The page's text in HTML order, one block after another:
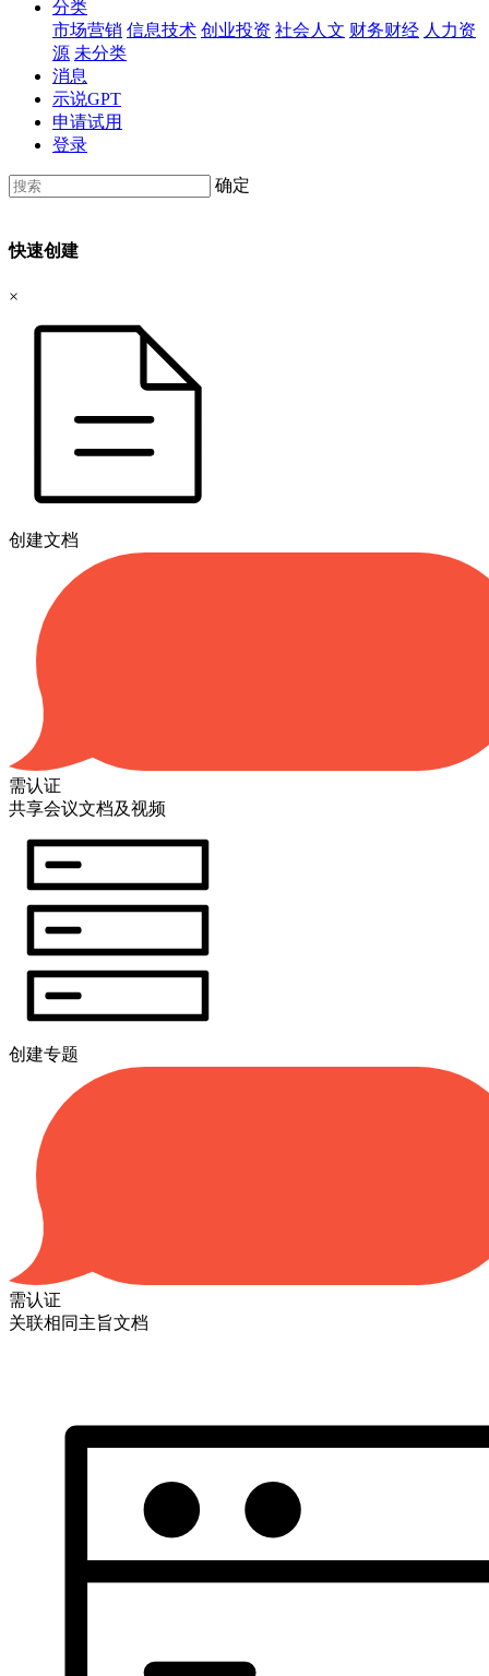
分类
市场营销 信息技术 创业投资 社会人文 财务财经 人力资
源 未分类
消息
示说GPT
申请试用
登录
确定
快速创建
×
创建文档
需认证
共享会议文档及视频
创建专题
需认证
关联相同主旨文档